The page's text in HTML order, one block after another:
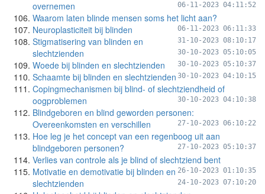
overnemen 06-11-2023 04:11:52
Waarom laten blinde mensen soms het licht aan?
06-11-2023 06:11:33
Neuroplasticiteit bij blinden
31-10-2023 08:10:17
Stigmatisering van blinden en
slechtzienden
30-10-2023 05:10:05
Woede bij blinden en slechtzienden 30-10-2023 05:10:37
Schaamte bij blinden en slechtzienden 30-10-2023 04:10:15
Copingmechanismen bij blind- of slechtziendheid of
oogproblemen
30-10-2023 04:10:38
Blindgeboren en blind geworden personen:
Overeenkomsten en verschillen
27-10-2023 06:10:22
Hoe leg je het concept van een regenboog uit aan
blindgeboren personen?
27-10-2023 05:10:37
Verlies van controle als je blind of slechtziend bent
26-10-2023 01:10:35
Motivatie en demotivatie bij blinden en
slechtzienden
24-10-2023 07:10:20